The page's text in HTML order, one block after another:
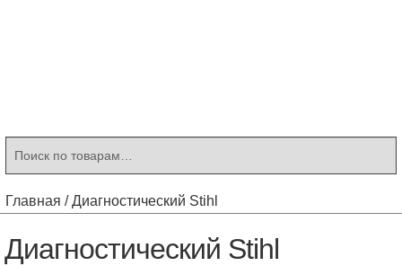
Главная /Диагностический Stihl
Диагностический Stihl